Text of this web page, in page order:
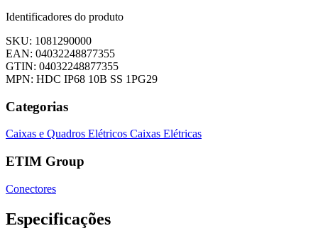
Identificadores do produto
SKU: 1081290000
EAN: 04032248877355
GTIN: 04032248877355
MPN: HDC IP68 10B SS 1PG29
Categorias
Caixas e Quadros Elétricos Caixas Elétricas
ETIM Group
Conectores
Especificações